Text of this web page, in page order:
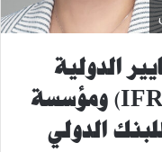
الدولية
ومؤسسة
الدولي